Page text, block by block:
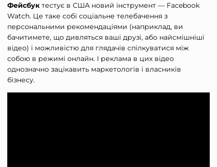
Фейсбук тестує в США новий інструмент — Facebook
Watch. Це таке собі соціальне телебачення з
персональними рекомендаціями (наприклад, ви
бачитимете, що дивляться ваші друзі, або найсмішніші
відео) і можливістю для глядачів спілкуватися між
собою в режимі онлайн. І реклама в цих відео
однозначно зацікавить маркетологів і власників
бізнесу.